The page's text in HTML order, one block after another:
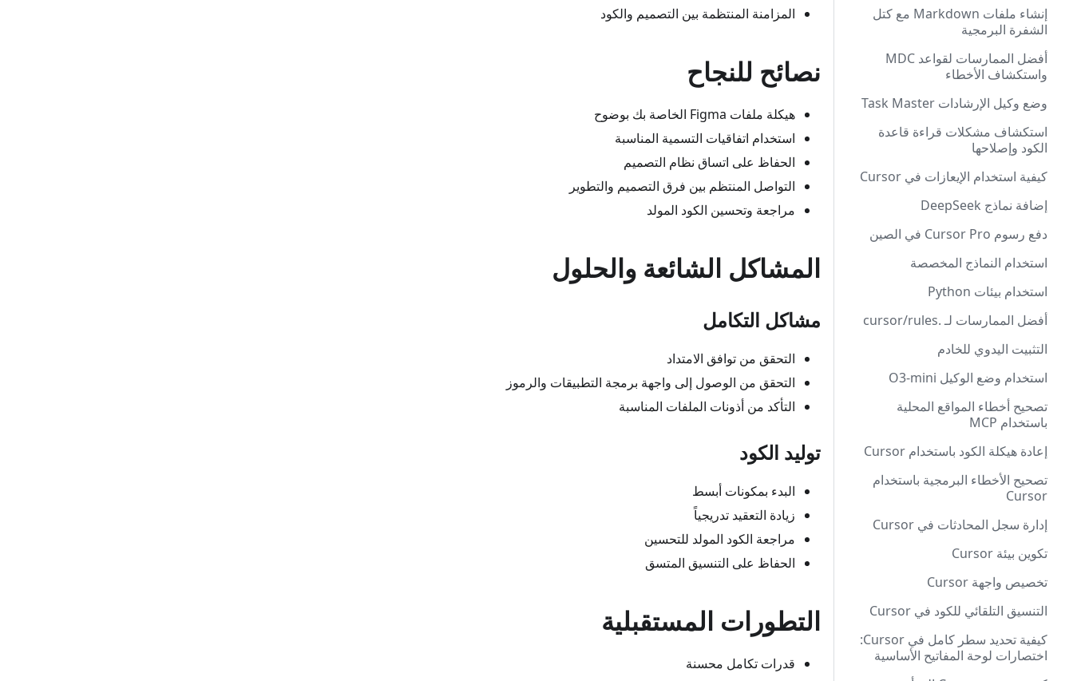
إنشاء ملفات Markdown مع كتل
الشفرة البرمجية
أفضل الممارسات لقواعد MDC
واستكشاف الأخطاء
وضع وكيل الإرشادات Task Master
استكشاف مشكلات قراءة قاعدة
الكود وإصلاحها
كيفية استخدام الإيعازات في Cursor
إضافة نماذج DeepSeek
دفع رسوم Cursor Pro في الصين
استخدام النماذج المخصصة
استخدام بيئات Python
أفضل الممارسات لـ .cursor/rules
التثبيت اليدوي للخادم
استخدام وضع الوكيل O3-mini
تصحيح أخطاء المواقع المحلية
باستخدام MCP
إعادة هيكلة الكود باستخدام Cursor
تصحيح الأخطاء البرمجية باستخدام
Cursor
إدارة سجل المحادثات في Cursor
تكوين بيئة Cursor
تخصيص واجهة Cursor
التنسيق التلقائي للكود في Cursor
كيفية تحديد سطر كامل في Cursor:
اختصارات لوحة المفاتيح الأساسية
المزامنة المنتظمة بين التصميم والكود
نصائح للنجاح
هيكلة ملفات Figma الخاصة بك بوضوح
استخدام اتفاقيات التسمية المناسبة
الحفاظ على اتساق نظام التصميم
التواصل المنتظم بين فرق التصميم والتطوير
مراجعة وتحسين الكود المولد
المشاكل الشائعة والحلول
مشاكل التكامل
التحقق من توافق الامتداد
التحقق من الوصول إلى واجهة برمجة التطبيقات والرموز
التأكد من أذونات الملفات المناسبة
توليد الكود
البدء بمكونات أبسط
زيادة التعقيد تدريجياً
مراجعة الكود المولد للتحسين
الحفاظ على التنسيق المتسق
التطورات المستقبلية
قدرات تكامل محسنة